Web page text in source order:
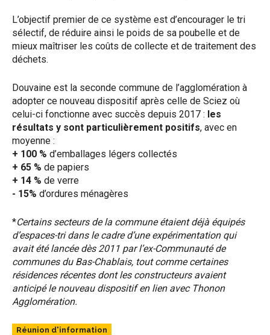
L’objectif premier de ce système est d’encourager le tri
sélectif, de réduire ainsi le poids de sa poubelle et de
mieux maîtriser les coûts de collecte et de traitement des
déchets.
Douvaine est la seconde commune de l’agglomération à
adopter ce nouveau dispositif après celle de Sciez où
celui-ci fonctionne avec succès depuis 2017 : les
résultats y sont particulièrement positifs, avec en
moyenne :
+ 100 % d’emballages légers collectés
+ 65 % de papiers
+ 14 % de verre
- 15% d’ordures ménagères
*Certains secteurs de la commune étaient déjà équipés
d’espaces-tri dans le cadre d’une expérimentation qui
avait été lancée dès 2011 par l’ex-Communauté de
communes du Bas-Chablais, tout comme certaines
résidences récentes dont les constructeurs avaient
anticipé le nouveau dispositif en lien avec Thonon
Agglomération.
Réunion d'information